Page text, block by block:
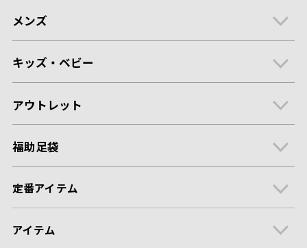
メンズ
キッズ・ベビー
アウトレット
福助足袋
定番アイテム
アイテム